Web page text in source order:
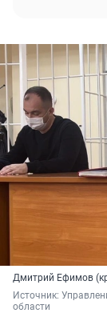
Дмитрий Ефимов
Источник:
области